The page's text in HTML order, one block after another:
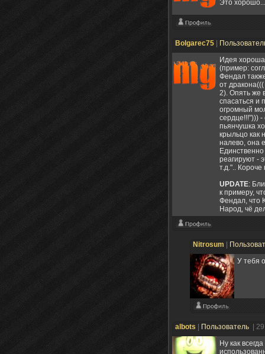
Это
Bolgarec75
Идея
(пример:
Фендал
от
2). Опять же
спасаться и
огромный
сердце!!!")))
пьянчушка
крыльцо как
налево, она
реагируют -
т.д.".. Короче
UPDATE:
к примеру,
Фендал, что
Народ, чё
Nitrosum
У тебя
albots Пользователь
|
Ну как